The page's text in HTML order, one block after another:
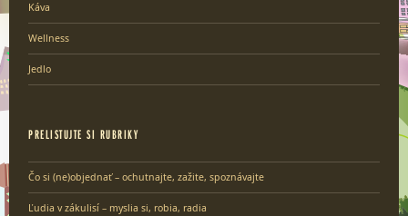
Káva
Wellness
Jedlo
PRELISTUJTE SI RUBRIKY
Čo si (ne)objednať – ochutnajte, zažite, spoznávajte
Ľudia v zákulisí – myslia si, robia, radia